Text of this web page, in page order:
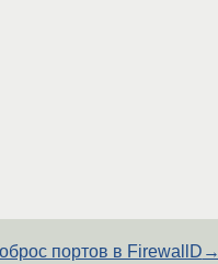
портов в FirewallD →